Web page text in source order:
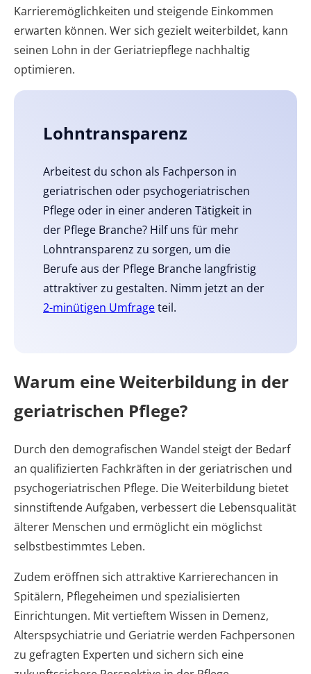
Karrieremöglichkeiten und steigende Einkommen
erwarten können. Wer sich gezielt weiterbildet, kann
seinen Lohn in der Geriatriepflege nachhaltig
optimieren.
Lohntransparenz
Arbeitest du schon als Fachperson in
geriatrischen oder psychogeriatrischen
Pflege oder in einer anderen Tätigkeit in
der Pflege Branche? Hilf uns für mehr
Lohntransparenz zu sorgen, um die
Berufe aus der Pflege Branche langfristig
attraktiver zu gestalten. Nimm jetzt an der
2-minütigen Umfrageteil.
Warum eine Weiterbildung in der
geriatrischen Pflege?
Durch den demografischen Wandel steigt der Bedarf
an qualifizierten Fachkräften in der geriatrischen und
psychogeriatrischen Pflege. Die Weiterbildung bietet
sinnstiftende Aufgaben, verbessert die Lebensqualität
älterer Menschen und ermöglicht ein möglichst
selbstbestimmtes Leben.
Zudem eröffnen sich attraktive Karrierechancen in
Spitälern, Pflegeheimen und spezialisierten
Einrichtungen. Mit vertieftem Wissen in Demenz,
Alterspsychiatrie und Geriatrie werden Fachpersonen
zu gefragten Experten und sichern sich eine